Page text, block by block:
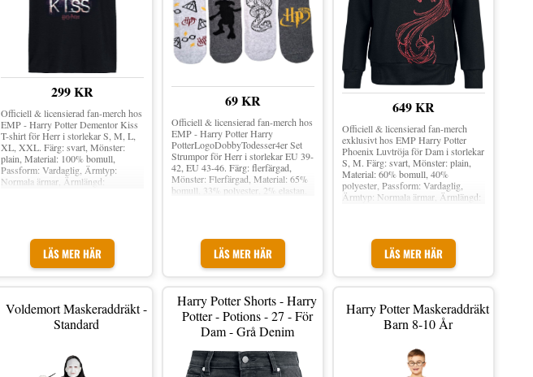
299 KR
LÄS MER HÄR
Officiell & licensierad fan-merch hos
EMP - Harry Potter Dementor Kiss
T-shirt för Herr i storlekar S, M, L,
XL, XXL. Färg: svart, Mönster:
plain, Material: 100% bomull,
Passform: Vardaglig, Ärmtyp:
Normala ärmar, Ärmlängd:
69 KR
LÄS MER HÄR
Officiell & licensierad fan-merch hos
EMP - Harry Potter Harry
PotterLogoDobbyTodesser4er Set
Strumpor för Herr i storlekar EU 39-
42, EU 43-46. Färg: flerfärgad,
Mönster: Flerfärgad, Material: 65%
bomull, 33% polyester, 2% elastan.
649 KR
LÄS MER HÄR
Officiell & licensierad fan-merch
exklusivt hos EMP Harry Potter
Phoenix Luvtröja för Dam i storlekar
S, M. Färg: svart, Mönster: plain,
Material: 60% bomull, 40%
polyester, Passform: Vardaglig,
Ärmtyp: Normala ärmar, Ärmlängd:
Voldemort Maskeraddräkt -
Standard
Harry Potter Shorts - Harry
Potter - Potions - 27 - För
Dam - Grå Denim
Harry Potter Maskeraddräkt
Barn 8-10 År